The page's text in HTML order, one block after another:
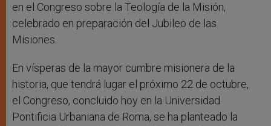
en el Congreso sobre la Teología de la Misión,
celebrado en preparación del Jubileo de las
Misiones.
En vísperas de la mayor cumbre misionera de la
historia, que tendrá lugar el próximo 22 de octubre,
el Congreso, concluido hoy en la Universidad
Pontificia Urbaniana de Roma, se ha planteado la